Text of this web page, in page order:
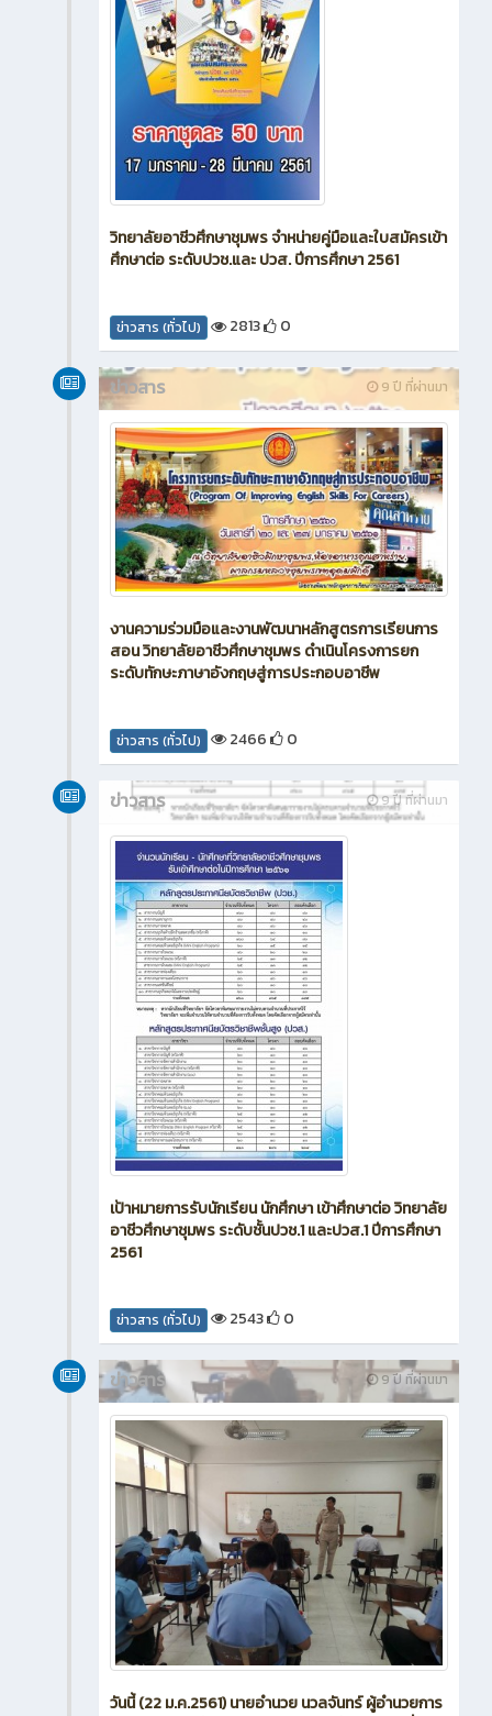
วิทยาลัยอาชีวศึกษาชุมพร จำหน่ายคู่มือและใบสมัครเข้า
ศึกษาต่อ ระดับปวช.และ ปวส. ปีการศึกษา 2561
ข่าวสาร (ทั่วไป) 2813 0
9 ปี ที่ผ่านมา
ข่าวสาร
งานความร่วมมือและงานพัฒนาหลักสูตรการเรียนการ
สอน วิทยาลัยอาชีวศึกษาชุมพร ดำเนินโครงการยก
ระดับทักษะภาษาอังกฤษสู่การประกอบอาชีพ
ข่าวสาร (ทั่วไป) 2466 0
9 ปี ที่ผ่านมา
ข่าวสาร
เป้าหมายการรับนักเรียน นักศึกษา เข้าศึกษาต่อ วิทยาลัย
อาชีวศึกษาชุมพร ระดับชั้นปวช.1 และปวส.1 ปีการศึกษา
2561
ข่าวสาร (ทั่วไป) 2543 0
9 ปี ที่ผ่านมา
ข่าวสาร
วันนี้ (22 ม.ค.2561) นายอำนวย นวลจันทร์ ผู้อำนวยการ